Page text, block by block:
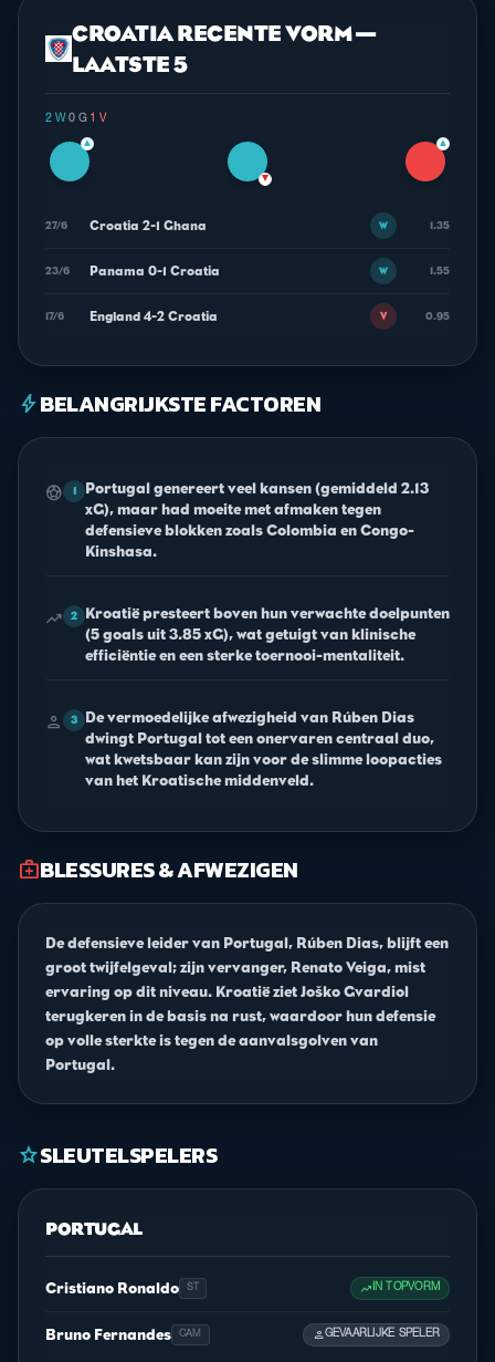
CROATIA RECENTE VORM —
LAATSTE 5
2 W·0 G· 1 V
▲
▼
▲
27/6 Croatia 2-1 Ghana W 1.35
23/6 Panama 0-1 Croatia W 1.55
17/6 England 4-2 Croatia V 0.95
boltBELANGRIJKSTE FACTOREN
sports_soccer 1
Portugal genereert veel kansen (gemiddeld 2.13
xG), maar had moeite met afmaken tegen
defensieve blokken zoals Colombia en Congo-
Kinshasa.
trending_up 2
Kroatië presteert boven hun verwachte doelpunten
(5 goals uit 3.85 xG), wat getuigt van klinische
efficiëntie en een sterke toernooi-mentaliteit.
person 3
De vermoedelijke afwezigheid van Rúben Dias
dwingt Portugal tot een onervaren centraal duo,
wat kwetsbaar kan zijn voor de slimme loopacties
van het Kroatische middenveld.
medical_servicesBLESSURES & AFWEZIGEN
De defensieve leider van Portugal, Rúben Dias, blijft een
groot twijfelgeval; zijn vervanger, Renato Veiga, mist
ervaring op dit niveau. Kroatië ziet Joško Gvardiol
terugkeren in de basis na rust, waardoor hun defensie
op volle sterkte is tegen de aanvalsgolven van
Portugal.
starSLEUTELSPELERS
PORTUGAL
Cristiano Ronaldo ST trending_upIN TOPVORM
Bruno Fernandes CAM personGEVAARLIJKE SPELER